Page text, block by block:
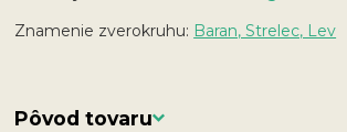
Znamenie zverokruhu: Baran, Strelec, Lev
Pôvod tovaru